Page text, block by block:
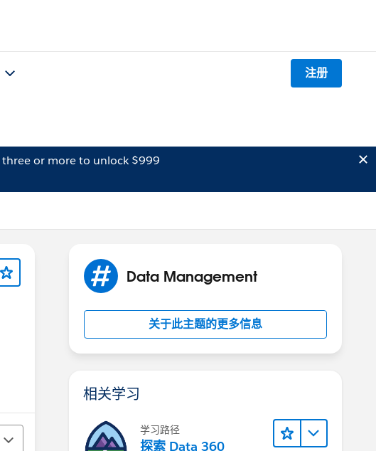
注册
three or more to unlock $999
Data Management
关于此主题的更多信息
相关学习
学习路径
探索 Data 360